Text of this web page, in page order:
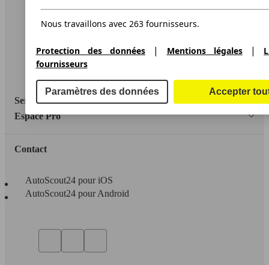
Conditions d'utilisation
Protection des données
Service
Espace Pro
Contact
AutoScout24 pour iOS
AutoScout24 pour Android
Nous travaillons avec 263 fournisseurs.
Protection des données | Mentions légales|
fournisseurs
Paramètres des données Accepter